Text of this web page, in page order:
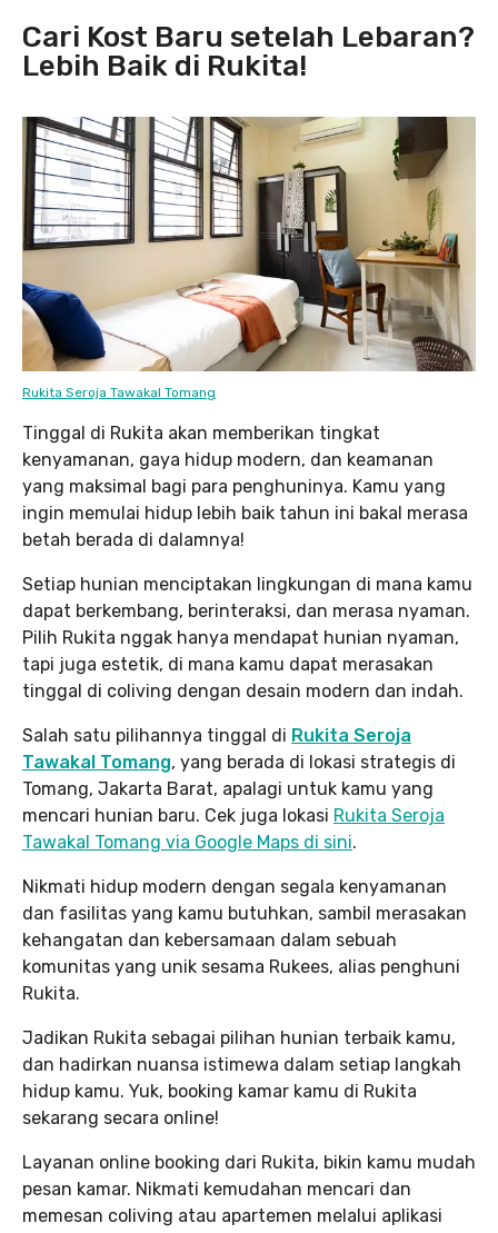
Cari Kost Baru setelah Lebaran?
Lebih Baik di Rukita!
Rukita Seroja Tawakal Tomang
Tinggal di Rukita akan memberikan tingkat
kenyamanan, gaya hidup modern, dan keamanan
yang maksimal bagi para penghuninya. Kamu yang
ingin memulai hidup lebih baik tahun ini bakal merasa
betah berada di dalamnya!
Setiap hunian menciptakan lingkungan di mana kamu
dapat berkembang, berinteraksi, dan merasa nyaman.
Pilih Rukita nggak hanya mendapat hunian nyaman,
tapi juga estetik, di mana kamu dapat merasakan
tinggal di coliving dengan desain modern dan indah.
Salah satu pilihannya tinggal di Rukita Seroja
Tawakal Tomang, yang berada di lokasi strategis di
Tomang, Jakarta Barat, apalagi untuk kamu yang
mencari hunian baru. Cek juga lokasi Rukita Seroja
Tawakal Tomang via Google Maps di sini.
Nikmati hidup modern dengan segala kenyamanan
dan fasilitas yang kamu butuhkan, sambil merasakan
kehangatan dan kebersamaan dalam sebuah
komunitas yang unik sesama Rukees, alias penghuni
Rukita.
Jadikan Rukita sebagai pilihan hunian terbaik kamu,
dan hadirkan nuansa istimewa dalam setiap langkah
hidup kamu. Yuk, booking kamar kamu di Rukita
sekarang secara online!
Layanan online booking dari Rukita, bikin kamu mudah
pesan kamar. Nikmati kemudahan mencari dan
memesan coliving atau apartemen melalui aplikasi